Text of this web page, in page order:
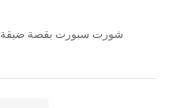
شورت سبورت بقصة ضيقة